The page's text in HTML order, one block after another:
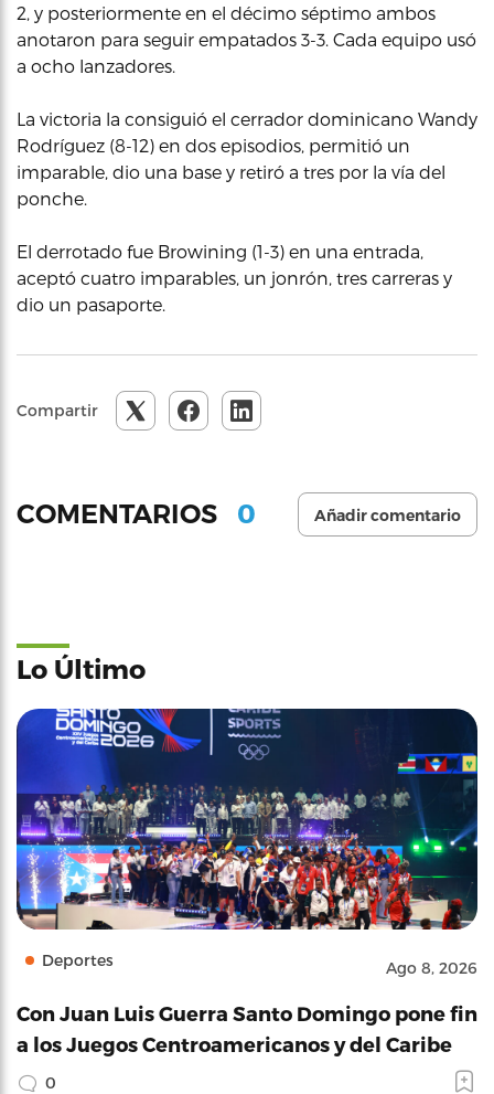
2, y posteriormente en el décimo séptimo ambos
anotaron para seguir empatados 3-3. Cada equipo usó
a ocho lanzadores.
La victoria la consiguió el cerrador dominicano Wandy
Rodríguez (8-12) en dos episodios, permitió un
imparable, dio una base y retiró a tres por la vía del
ponche.
El derrotado fue Browining (1-3) en una entrada,
aceptó cuatro imparables, un jonrón, tres carreras y
dio un pasaporte.
Compartir
COMENTARIOS 0 Añadir comentario
Lo Último
Deportes Ago 8, 2026
Con Juan Luis Guerra Santo Domingo pone fin
a los Juegos Centroamericanos y del Caribe
0